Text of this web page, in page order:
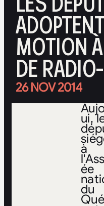
MOTION
DE
26 NOV 2014
ui,
à
ée
du